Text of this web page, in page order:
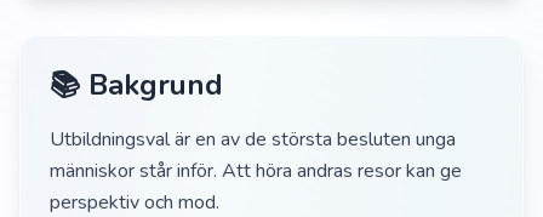
📚 Bakgrund
Utbildningsval är en av de största besluten unga
människor står inför. Att höra andras resor kan ge
perspektiv och mod.